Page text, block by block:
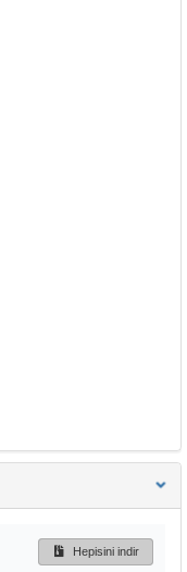
Hepisini indir